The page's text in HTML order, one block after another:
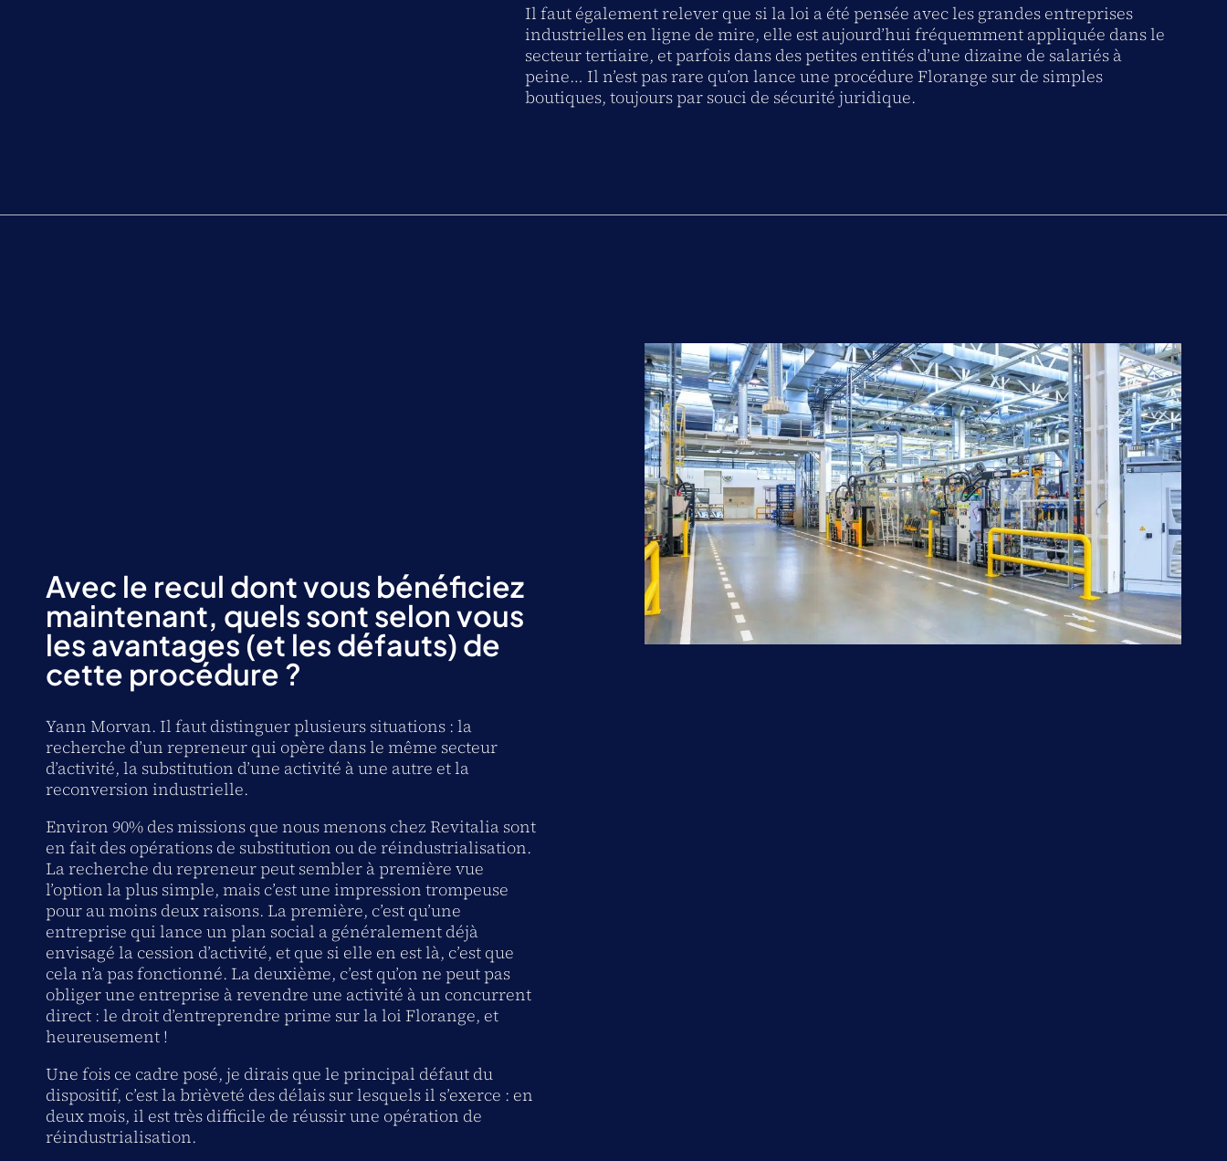
Il faut également relever que si la loi a été pensée avec les grandes entreprises
industrielles en ligne de mire, elle est aujourd’hui fréquemment appliquée dans le
secteur tertiaire, et parfois dans des petites entités d’une dizaine de salariés à
peine… Il n’est pas rare qu’on lance une procédure Florange sur de simples
boutiques, toujours par souci de sécurité juridique.
Avec le recul dont vous bénéficiez
maintenant, quels sont selon vous
les avantages (et les défauts) de
cette procédure ?
Yann Morvan. Il faut distinguer plusieurs situations : la
recherche d’un repreneur qui opère dans le même secteur
d’activité, la substitution d’une activité à une autre et la
reconversion industrielle.
Environ 90% des missions que nous menons chez Revitalia sont
en fait des opérations de substitution ou de réindustrialisation.
La recherche du repreneur peut sembler à première vue
l’option la plus simple, mais c’est une impression trompeuse
pour au moins deux raisons. La première, c’est qu’une
entreprise qui lance un plan social a généralement déjà
envisagé la cession d’activité, et que si elle en est là, c’est que
cela n’a pas fonctionné. La deuxième, c’est qu’on ne peut pas
obliger une entreprise à revendre une activité à un concurrent
direct : le droit d’entreprendre prime sur la loi Florange, et
heureusement !
Une fois ce cadre posé, je dirais que le principal défaut du
dispositif, c’est la brièveté des délais sur lesquels il s’exerce : en
deux mois, il est très difficile de réussir une opération de
réindustrialisation.